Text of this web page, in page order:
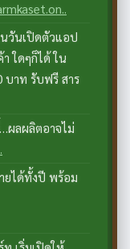
วันเปิดตัวแอป
ใดๆก็ได้ ใน
บาท รับฟรี สาร
ผลผลิตอาจไม่
ยได้ทั้งปี พร้อม